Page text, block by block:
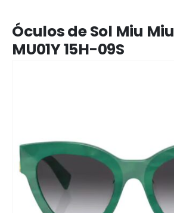
Óculos de Sol Miu Miu
MU01Y 15H-09S